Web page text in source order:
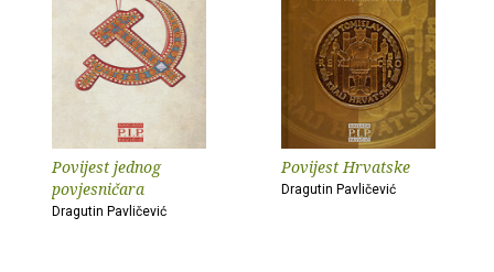
Povijest jednog
povjesničara
Dragutin Pavličević
Povijest Hrvatske
Dragutin Pavličević